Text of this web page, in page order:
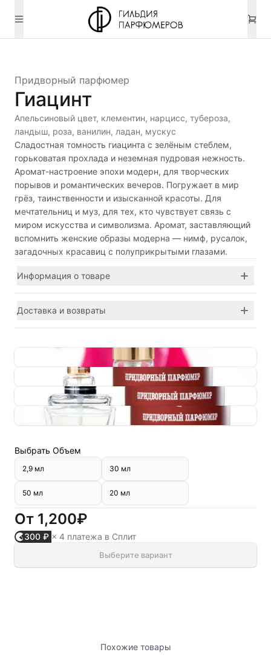
Придворный парфюмер
Гиацинт
Апельсиновый цвет, клементин, нарцисс, тубероза,
ландыш, роза, ванилин, ладан, мускус
Сладостная томность гиацинта с зелёным стеблем,
горьковатая прохлада и неземная пудровая нежность.
Аромат-настроение эпохи модерн, для творческих
порывов и романтических вечеров. Погружает в мир
грёз, таинственности и изысканной красоты. Для
мечтательниц и муз, для тех, кто чувствует связь с
миром искусства и символизма. Аромат, заставляющий
вспомнить женские образы модерна — нимф, русалок,
загадочных красавиц с полуприкрытыми глазами.
Информация о товаре
Доставка и возвраты
Выбрать Объем
2,9 мл 30 мл
50 мл 20 мл
От 1,200₽
300 ₽ × 4 платежа в Сплит
Выберите вариант
Похожие товары